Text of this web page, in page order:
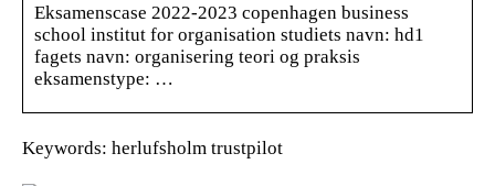
Eksamenscase 2022-2023 copenhagen business
school institut for organisation studiets navn: hd1
fagets navn: organisering teori og praksis
eksamenstype: …
Keywords: herlufsholm trustpilot